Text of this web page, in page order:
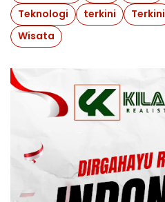
Teknologi
terkini Terkini
Wisata